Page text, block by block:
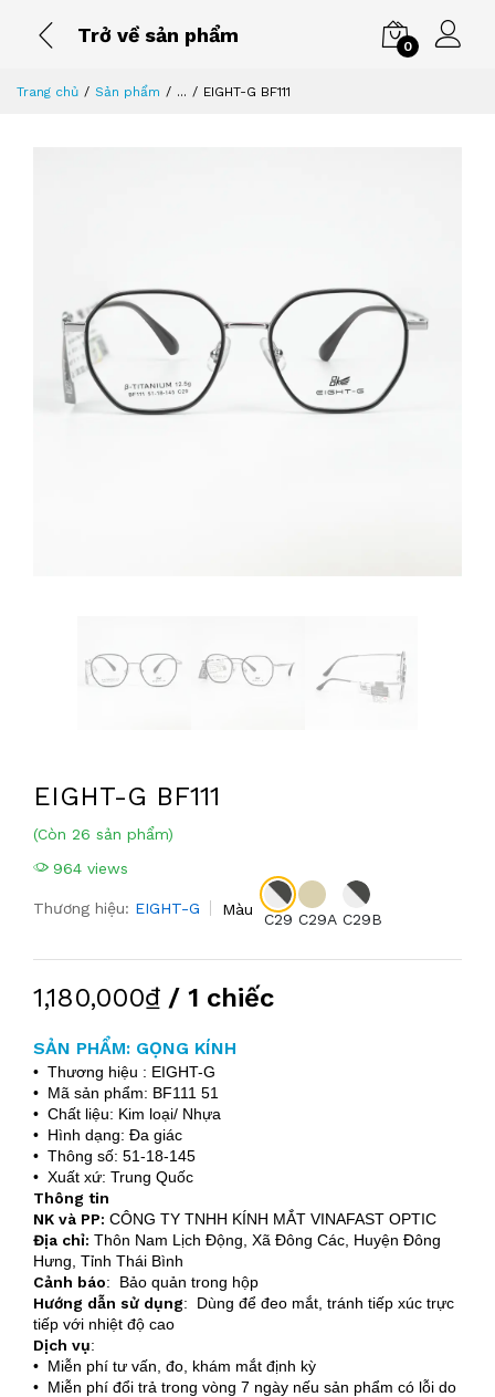
Trở về sản phẩm
0
Trang chủ Sản phẩm ... EIGHT-G BF111
EIGHT-G BF111
(Còn 26 sản phẩm)
964 views
Thương hiệu: EIGHT-G Màu
C29 C29A C29B
1,180,000₫ / 1 chiếc
SẢN PHẨM: GỌNG KÍNH
• Thương hiệu : EIGHT-G
• Mã sản phẩm: BF111 51
• Chất liệu: Kim loại/ Nhựa
• Hình dạng: Đa giác
• Thông số: 51-18-145
• Xuất xứ: Trung Quốc
Thông tin
NK và PP: CÔNG TY TNHH KÍNH MẮT VINAFAST OPTIC
Địa chỉ: Thôn Nam Lịch Động, Xã Đông Các, Huyện Đông
Hưng, Tỉnh Thái Bình
Cảnh báo: Bảo quản trong hộp
Hướng dẫn sử dụng: Dùng để đeo mắt, tránh tiếp xúc trực
tiếp với nhiệt độ cao
Dịch vụ:
• Miễn phí tư vấn, đo, khám mắt định kỳ
• Miễn phí đổi trả trong vòng 7 ngày nếu sản phẩm có lỗi do